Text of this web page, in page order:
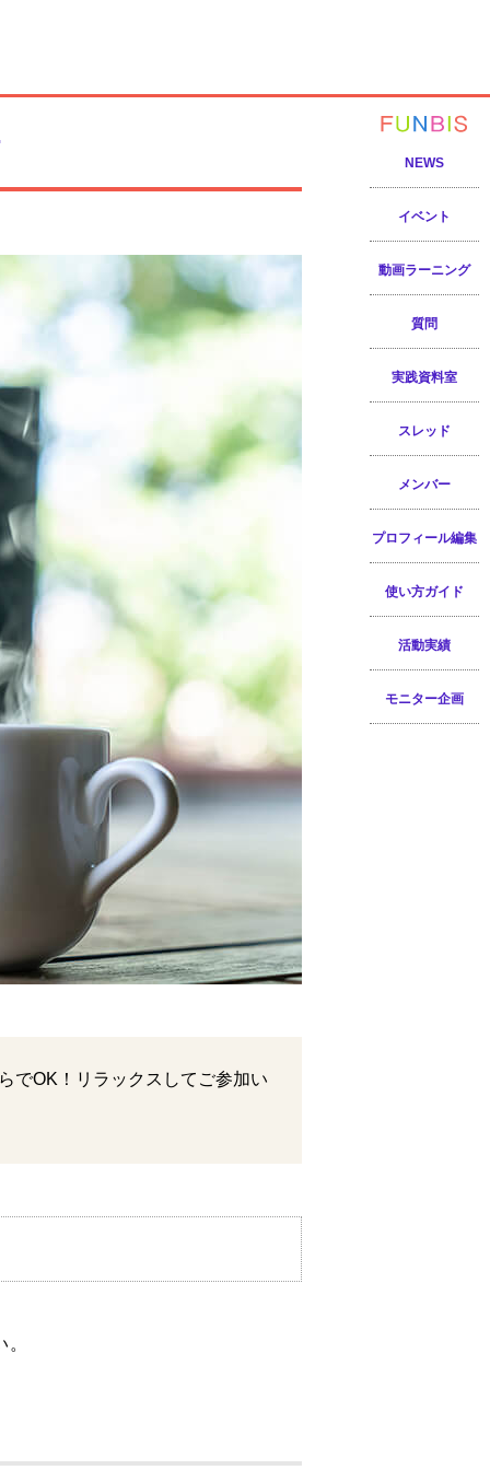
でOK！リラックスしてご参加い
NEWS
イベント
動画ラーニング
質問
実践資料室
スレッド
メンバー
プロフィール編集
使い方ガイド
活動実績
モニター企画